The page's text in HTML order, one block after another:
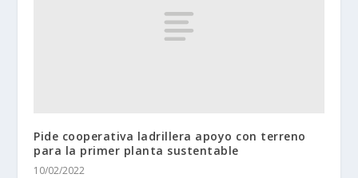
Pide cooperativa ladrillera apoyo con terreno
para la primer planta sustentable
10/02/2022